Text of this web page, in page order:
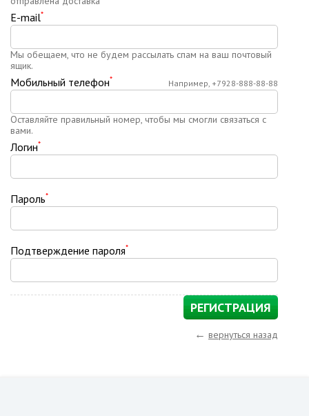
E-mail*
Мы обещаем, что не будем рассылать спам на ваш почтовый
ящик.
Мобильный телефон*
Оставляйте правильный номер, чтобы мы смогли связаться с
вами.
Например, +7928-888-88-88
Логин*
Пароль*
Подтверждение пароля*
← вернуться назад